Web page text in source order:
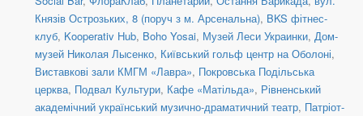
Князів Острозьких, 8 (поруч з м. Арсенальна), BKS фітнес-
клуб, Kooperativ Hub, Boho Yosai, Музей Леси Украинки, Дом-
музей Николая Лысенко, Київський гольф центр на Оболоні,
Виставкові зали КМГМ «Лавра», Покровська Подільська
церква, Подвал Культури, Кафе «Матільда», Рівненський
академічний український музично-драматичний театр, Патріот-